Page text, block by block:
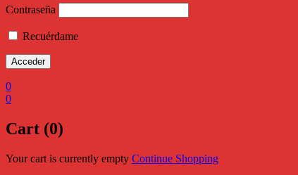
Contraseña
Recuérdame
0
0
Cart (0)
Your cart is currently empty Continue Shopping